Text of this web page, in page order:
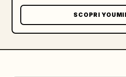
ceramica. Una busta di
prodotto si trova
sinistra.",
SCOPRI